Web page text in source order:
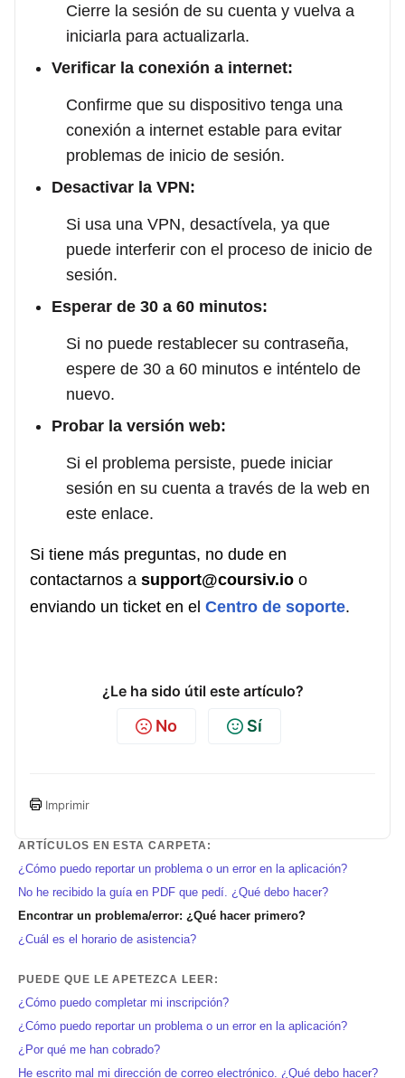
Cierre la sesión de su cuenta y vuelva a
iniciarla para actualizarla.
Verificar la conexión a internet:
Confirme que su dispositivo tenga una
conexión a internet estable para evitar
problemas de inicio de sesión.
Desactivar la VPN:
Si usa una VPN, desactívela, ya que
puede interferir con el proceso de inicio de
sesión.
Esperar de 30 a 60 minutos:
Si no puede restablecer su contraseña,
espere de 30 a 60 minutos e inténtelo de
nuevo.
Probar la versión web:
Si el problema persiste, puede iniciar
sesión en su cuenta a través de la web en
este enlace.
Si tiene más preguntas, no dude en
contactarnos a support@coursiv.io o
enviando un ticket en el Centro de soporte.
¿Le ha sido útil este artículo?
No Sí
Imprimir
ARTÍCULOS EN ESTA CARPETA:
¿Cómo puedo reportar un problema o un error en la aplicación?
No he recibido la guía en PDF que pedí. ¿Qué debo hacer?
Encontrar un problema/error: ¿Qué hacer primero?
¿Cuál es el horario de asistencia?
PUEDE QUE LE APETEZCA LEER:
¿Cómo puedo completar mi inscripción?
¿Cómo puedo reportar un problema o un error en la aplicación?
¿Por qué me han cobrado?
He escrito mal mi dirección de correo electrónico. ¿Qué debo hacer?